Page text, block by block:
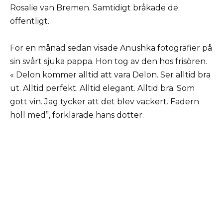
Rosalie van Bremen. Samtidigt bråkade de
offentligt.
För en månad sedan visade Anushka fotografier på
sin svårt sjuka pappa. Hon tog av den hos frisören.
« Delon kommer alltid att vara Delon. Ser alltid bra
ut. Alltid perfekt. Alltid elegant. Alltid bra. Som
gott vin. Jag tycker att det blev vackert. Fadern
höll med”, förklarade hans dotter.